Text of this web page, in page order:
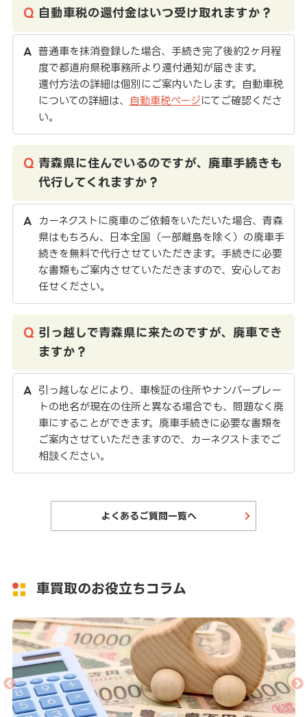
自動車税の還付金はいつ受け取れますか？
普通車を抹消登録した場合、手続き完了後約2ヶ月程
度で都道府県税事務所より還付通知が届きます。
還付方法の詳細は個別にご案内いたします。自動車税
についての詳細は、
自動車税ページにてご確認くださ
い。
青森県に住んでいるのですが、廃車手続きも
代行してくれますか？
カーネクストに廃車のご依頼をいただいた場合、青森
県はもちろん、日本全国（一部離島を除く）の廃車手
続きを無料で代行させていただきます。手続きに必要
な書類もご案内させていただきますので、安心してお
任せください。
引っ越しで青森県に来たのですが、廃車でき
ますか？
引っ越しなどにより、車検証の住所やナンバープレー
トの地名が現在の住所と異なる場合でも、問題なく廃
車にすることができます。廃車手続きに必要な書類を
ご案内させていただきますので、カーネクストまでご
相談ください。
よくあるご質問一覧へ
車買取のお役立ちコラム